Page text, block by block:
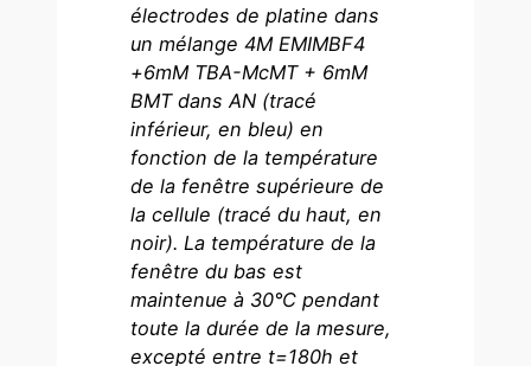
électrodes de platine dans
un mélange 4M EMIMBF4
+6mM TBA-McMT + 6mM
BMT dans AN (tracé
inférieur, en bleu) en
fonction de la température
de la fenêtre supérieure de
la cellule (tracé du haut, en
noir). La température de la
fenêtre du bas est
maintenue à 30°C pendant
toute la durée de la mesure,
excepté entre t=180h et